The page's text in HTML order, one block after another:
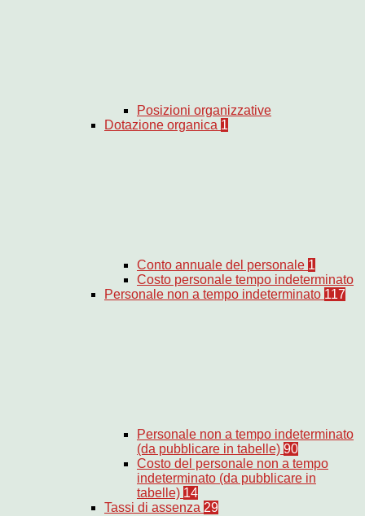
Posizioni organizzative
Dotazione organica 1
Conto annuale del personale 1
Costo personale tempo indeterminato
Personale non a tempo indeterminato 117
Personale non a tempo indeterminato
(da pubblicare in tabelle) 90
Costo del personale non a tempo
indeterminato (da pubblicare in
tabelle) 14
Tassi di assenza 29